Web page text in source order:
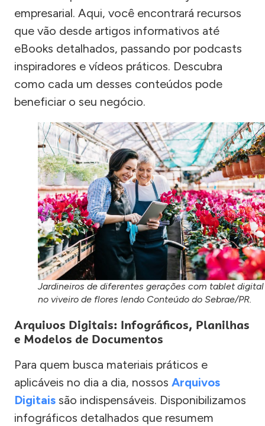
empresarial. Aqui, você encontrará recursos
que vão desde artigos informativos até
eBooks detalhados, passando por podcasts
inspiradores e vídeos práticos. Descubra
como cada um desses conteúdos pode
beneficiar o seu negócio.
Jardineiros de diferentes gerações com tablet digital
no viveiro de flores lendo Conteúdo do Sebrae/PR.
Arquivos Digitais: Infográficos, Planilhas
e Modelos de Documentos
Para quem busca materiais práticos e
aplicáveis no dia a dia, nossos Arquivos
Digitais são indispensáveis. Disponibilizamos
infográficos detalhados que resumem